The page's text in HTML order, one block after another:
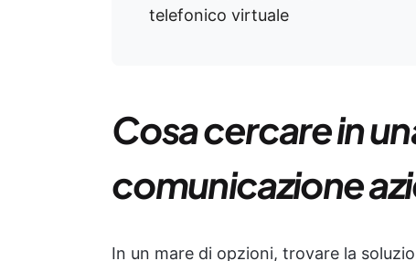
telefonico virtuale
Cosa cercare in
comunicazione
In un mare di opzioni, trovare la